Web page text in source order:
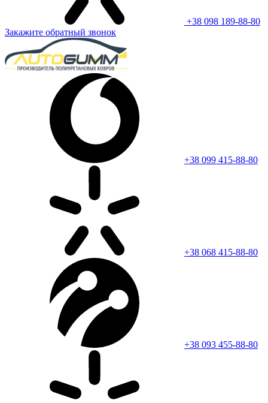
+38 098 189-88-80
Закажите обратный звонок
+38 099 415-88-80
+38 068 415-88-80
+38 093 455-88-80